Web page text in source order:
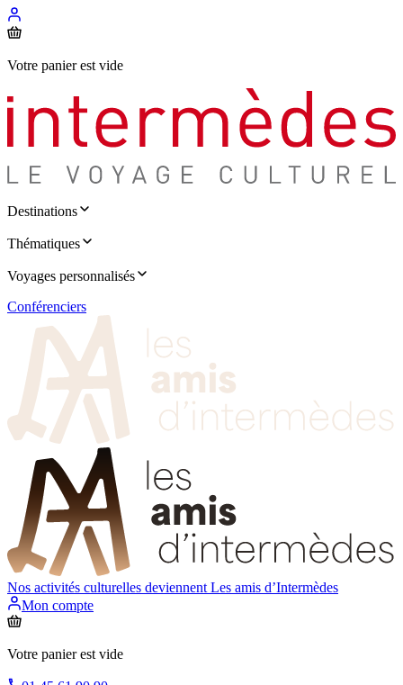
Votre panier est vide
Destinations
Thématiques
Voyages personnalisés
Conférenciers
Nos activités culturelles deviennent Les amis d’Intermèdes
Mon compte
Votre panier est vide